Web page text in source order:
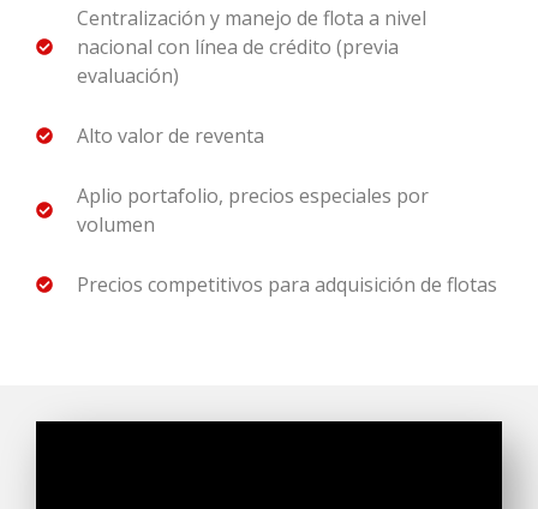
Centralización y manejo de flota a nivel
nacional con línea de crédito (previa
evaluación)
Alto valor de reventa
Aplio portafolio, precios especiales por
volumen
Precios competitivos para adquisición de flotas